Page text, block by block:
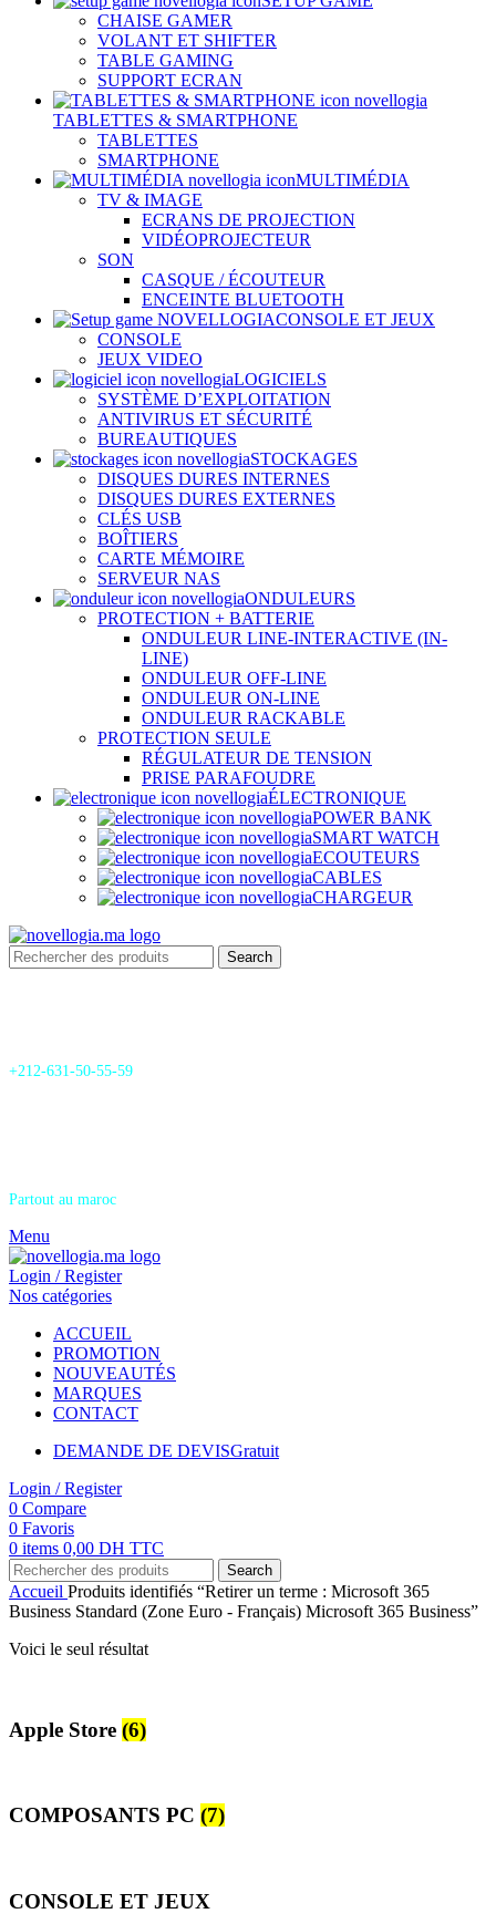
CHAISE GAMER
VOLANT ET SHIFTER
TABLE GAMING
SUPPORT ECRAN
TABLETTES & SMARTPHONE
TABLETTES
SMARTPHONE
MULTIMÉDIA
TV & IMAGE
ECRANS DE PROJECTION
VIDÉOPROJECTEUR
SON
CASQUE / ÉCOUTEUR
ENCEINTE BLUETOOTH
CONSOLE ET JEUX
CONSOLE
JEUX VIDEO
LOGICIELS
SYSTÈME D’EXPLOITATION
ANTIVIRUS ET SÉCURITÉ
BUREAUTIQUES
STOCKAGES
DISQUES DURES INTERNES
DISQUES DURES EXTERNES
CLÉS USB
BOÎTIERS
CARTE MÉMOIRE
SERVEUR NAS
ONDULEURS
PROTECTION + BATTERIE
ONDULEUR LINE-INTERACTIVE (IN-
LINE)
ONDULEUR OFF-LINE
ONDULEUR ON-LINE
ONDULEUR RACKABLE
PROTECTION SEULE
RÉGULATEUR DE TENSION
PRISE PARAFOUDRE
ÉLECTRONIQUE
POWER BANK
SMART WATCH
ECOUTEURS
CABLES
CHARGEUR
Search
+212-631-50-55-59
Partout au maroc
Menu
Login / Register
Nos catégories
ACCUEIL
PROMOTION
NOUVEAUTÉS
MARQUES
CONTACT
DEMANDE DE DEVISGratuit
Login / Register
0 Compare
0 Favoris
0 items 0,00 DH TTC
Search
Accueil Produits identifiés “Retirer un terme : Microsoft 365
Business Standard (Zone Euro - Français) Microsoft 365 Business”
Voici le seul résultat
Apple Store (6)
COMPOSANTS PC (7)
CONSOLE ET JEUX